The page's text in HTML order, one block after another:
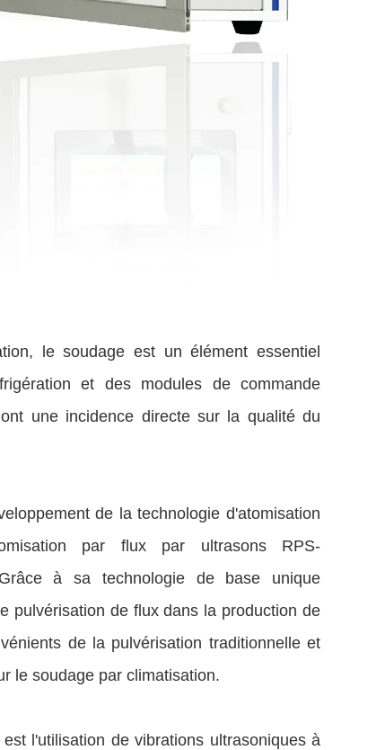
le soudage est un élément essentiel
et des modules de commande
une incidence directe sur la qualité du
de la technologie d'atomisation
par flux par ultrasons RPS-
à sa technologie de base unique
pulvérisation de flux dans la production de
de la pulvérisation traditionnelle et
le soudage par climatisation.
l'utilisation de vibrations ultrasoniques à